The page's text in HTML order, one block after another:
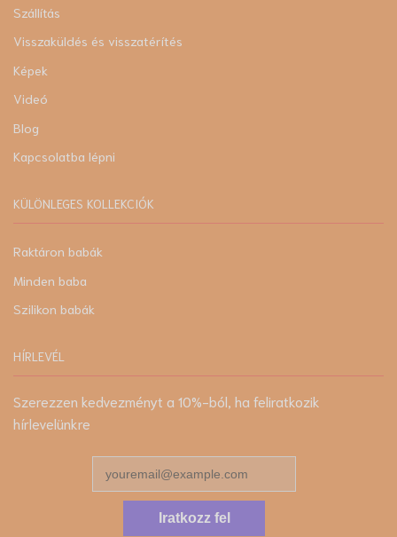
Szállítás
Visszaküldés és visszatérítés
Képek
Videó
Blog
Kapcsolatba lépni
KÜLÖNLEGES KOLLEKCIÓK
Raktáron babák
Minden baba
Szilikon babák
HÍRLEVÉL
Szerezzen kedvezményt a 10%-ból, ha feliratkozik
hírlevelünkre
Iratkozz fel